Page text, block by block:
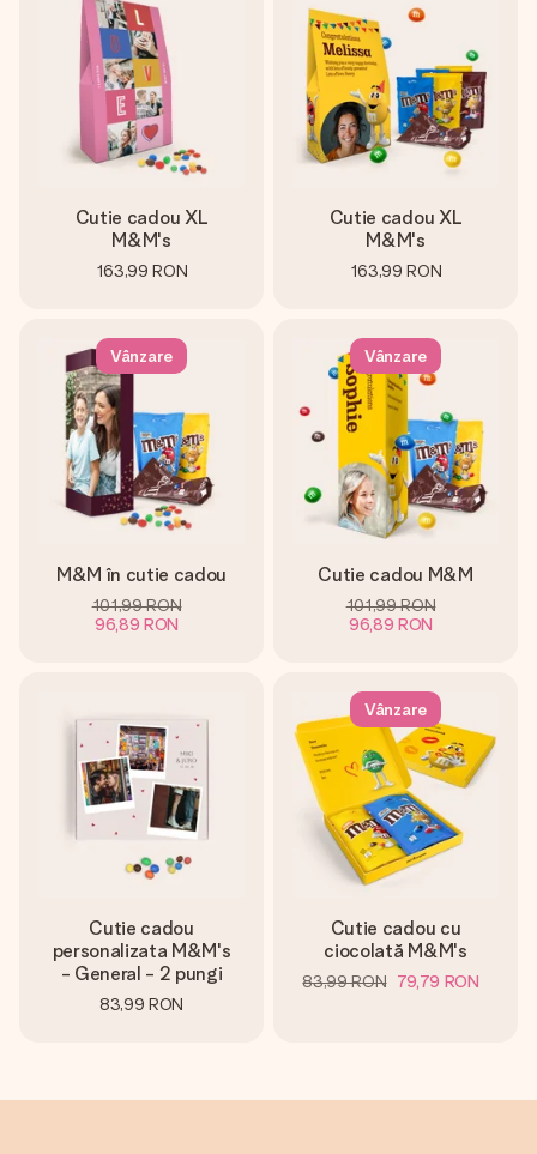
fotografia ta sau un mesaj din suflet. Fără bătăi de cap,
doar bucură-te de moment.
Cutie cadou XL
M&M's
163,99 RON
Cutie cadou XL
M&M's
163,99 RON
Vânzare
M&M în cutie cadou
101,99 RON
96,89 RON
Vânzare
Cutie cadou M&M
101,99 RON
96,89 RON
Cutie cadou
personalizata M&M's
- General - 2 pungi
83,99 RON
Vânzare
Cutie cadou cu
ciocolată M&M's
83,99 RON 79,79 RON